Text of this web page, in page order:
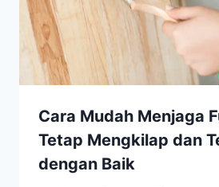
Cara Mudah Menjaga
Tetap Mengkilap dan
dengan Baik